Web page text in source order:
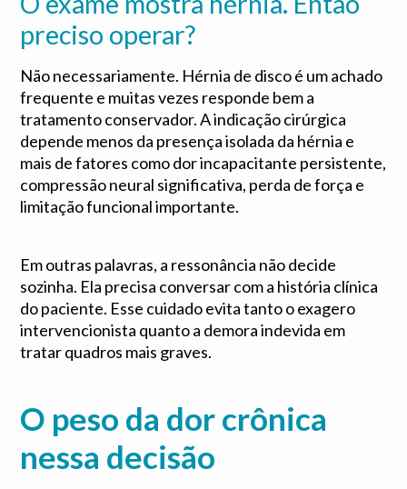
preciso operar?
Não necessariamente. Hérnia de disco é um achado
frequente e muitas vezes responde bem a
tratamento conservador. A indicação cirúrgica
depende menos da presença isolada da hérnia e
mais de fatores como dor incapacitante persistente,
compressão neural significativa, perda de força e
limitação funcional importante.
Em outras palavras, a ressonância não decide
sozinha. Ela precisa conversar com a história clínica
do paciente. Esse cuidado evita tanto o exagero
intervencionista quanto a demora indevida em
tratar quadros mais graves.
O peso da dor crônica
nessa decisão